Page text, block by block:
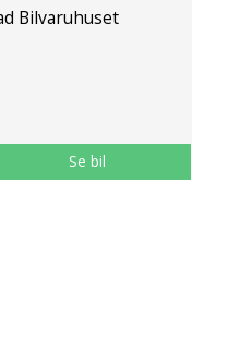
Bilvaruhuset
Se bil